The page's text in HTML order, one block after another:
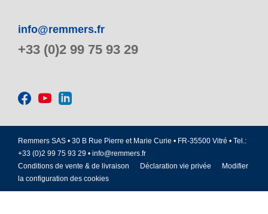
info@remmers.fr
+33 (0)2 99 75 93 29
Remmers SAS • 30 B Rue Pierre et Marie Curie • FR-35500 Vitré • Tel.:
+33 (0)2 99 75 93 29 • info@remmers.fr
Conditions de vente & de livraison
Déclaration vie privée
Modifier
la configuration des cookies